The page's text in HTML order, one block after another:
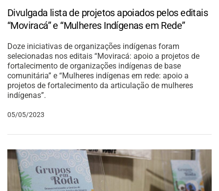
Divulgada lista de projetos apoiados pelos editais
“Moviracá” e “Mulheres Indígenas em Rede”
Doze iniciativas de organizações indígenas foram
selecionadas nos editais “Moviracá: apoio a projetos de
fortalecimento de organizações indígenas de base
comunitária” e “Mulheres indígenas em rede: apoio a
projetos de fortalecimento da articulação de mulheres
indígenas”.
05/05/2023